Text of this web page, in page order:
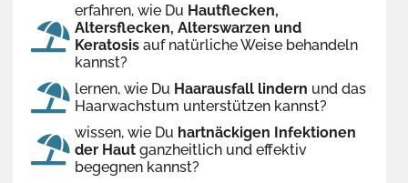
erfahren, wie Du Hautflecken,
Altersflecken, Alterswarzen und
Keratosisauf natürliche Weise behandeln
kannst?
lernen, wie Du Haarausfall lindern und das
Haarwachstum unterstützen kannst?
wissen, wie Du hartnäckigen Infektionen
der Hautganzheitlich und effektiv
begegnen kannst?